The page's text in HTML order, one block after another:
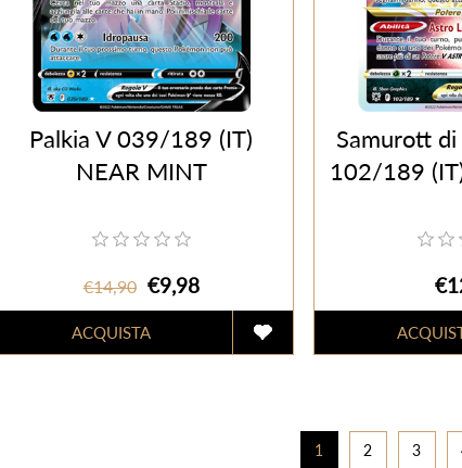
Palkia V 039/189 (IT)
NEAR MINT
€14,90 €9,98
Samurott
102/189
1 2 3